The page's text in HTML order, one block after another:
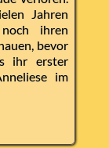
Jahren
ihren
bevor
ihr erster
im